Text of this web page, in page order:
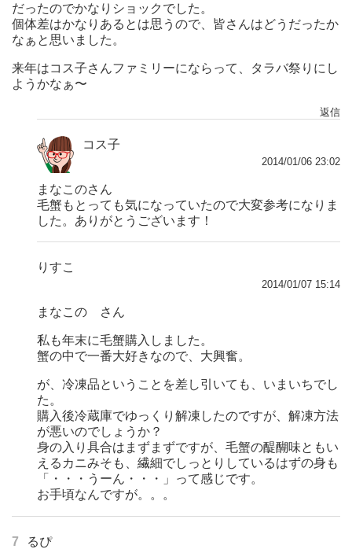
だったのでかなりショックでした。
個体差はかなりあるとは思うので、皆さんはどうだったか
なぁと思いました。
来年はコス子さんファミリーにならって、タラバ祭りにし
ようかなぁ〜
返信
コス子
2014/01/06 23:02
まなこのさん
毛蟹もとっても気になっていたので大変参考になりま
した。ありがとうございます！
りすこ
2014/01/07 15:14
まなこの さん
私も年末に毛蟹購入しました。
蟹の中で一番大好きなので、大興奮。
が、冷凍品ということを差し引いても、いまいちでし
た。
購入後冷蔵庫でゆっくり解凍したのですが、解凍方法
が悪いのでしょうか？
身の入り具合はまずまずですが、毛蟹の醍醐味ともい
えるカニみそも、繊細でしっとりしているはずの身も
「・・・うーん・・・」って感じです。
お手頃なんですが。。。
7 るぴ